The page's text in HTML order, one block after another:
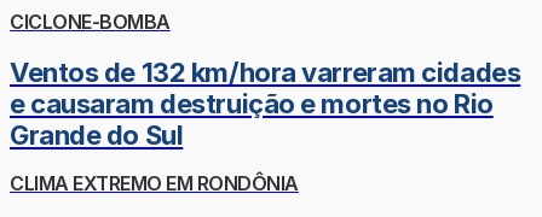
CICLONE-BOMBA
Ventos de 132 km/hora varreram cidades
e causaram destruição e mortes no Rio
Grande do Sul
CLIMA EXTREMO EM RONDÔNIA